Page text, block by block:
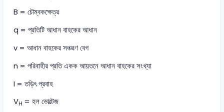
B = চৌম্বকক্ষেত্র
q = প্রতিটি আধান বাহকের আধান
v = আধান বাহকের সঞ্চরণ বেগ
n = পরিবাহীর প্রতি একক আয়তনে আধান বাহকের সংখ্যা
I = তড়িৎ প্রবাহ
VH = হল ভোল্টেজ